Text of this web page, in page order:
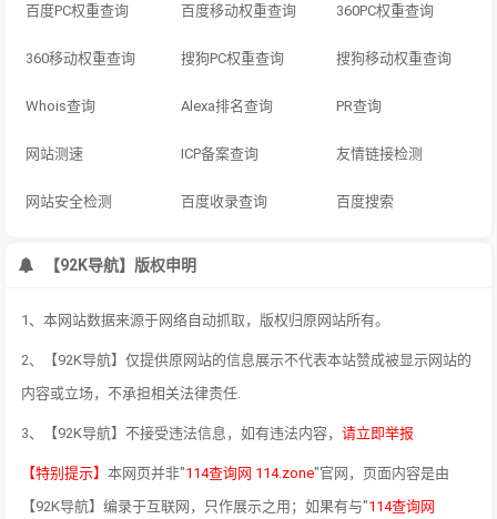
百度PC权重查询 百度移动权重查询 360PC权重查询
360移动权重查询 搜狗PC权重查询 搜狗移动权重查询
Whois查询 Alexa排名查询 PR查询
网站测速 ICP备案查询 友情链接检测
网站安全检测 百度收录查询 百度搜索
【92K导航】版权申明
1、本网站数据来源于网络自动抓取，版权归原网站所有。
2、【92K导航】仅提供原网站的信息展示不代表本站赞成被显示网站的
内容或立场，不承担相关法律责任.
3、【92K导航】不接受违法信息，如有违法内容， 请立即举报
【特别提示】 本网页并非"114查询网 114.zone"官网，页面内容是由
【92K导航】编录于互联网，只作展示之用；如果有与"114查询网